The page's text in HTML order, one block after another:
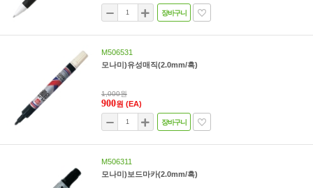
장바구니
M506531
모나미)유성매직(2.0mm/흑)
1,000원
900원 (EA)
장바구니
M506311
모나미)보드마카(2.0mm/흑)